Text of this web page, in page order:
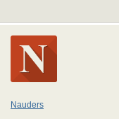
Nauders